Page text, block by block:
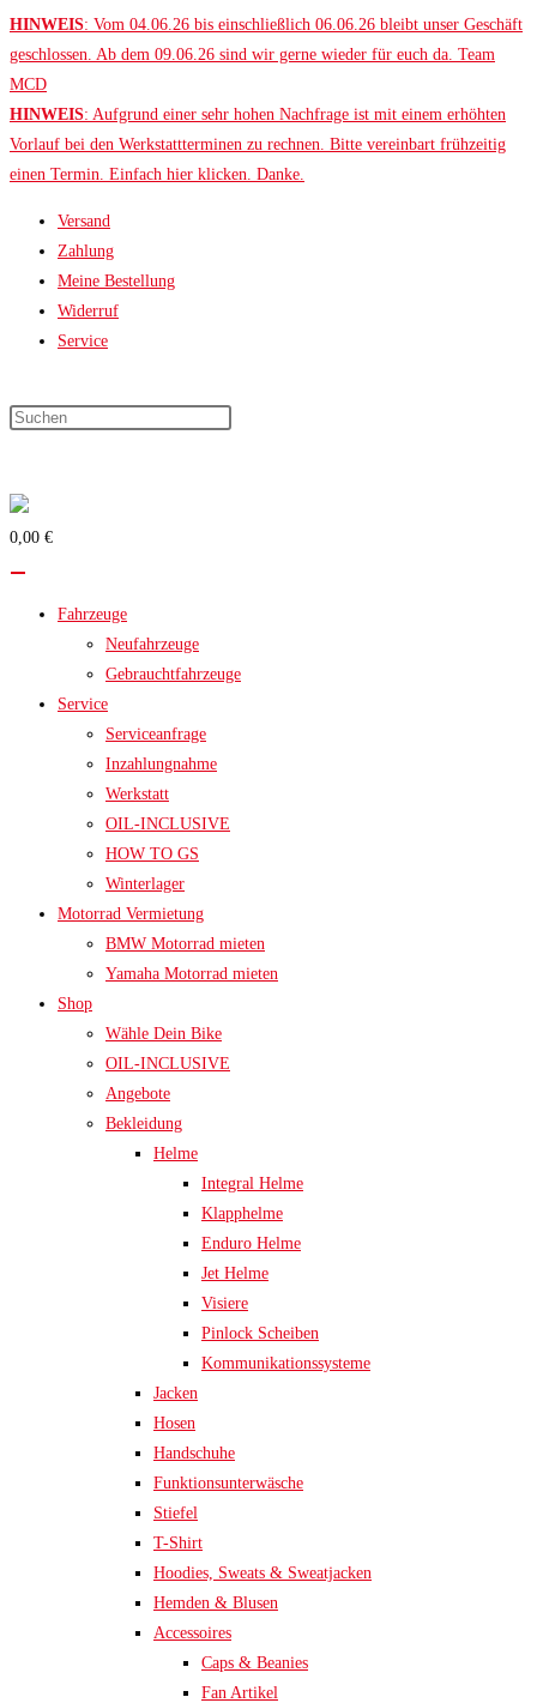
Zum
Inhalt
springen
HINWEIS: Vom 04.06.26 bis einschließlich 06.06.26 bleibt unser Geschäft
geschlossen. Ab dem 09.06.26 sind wir gerne wieder für euch da. Team
MCD
HINWEIS: Aufgrund einer sehr hohen Nachfrage ist mit einem erhöhten
Vorlauf bei den Werkstattterminen zu rechnen. Bitte vereinbart frühzeitig
einen Termin. Einfach hier klicken. Danke.
Versand
Zahlung
Meine Bestellung
Widerruf
Service
0,00 €
Fahrzeuge
Neufahrzeuge
Gebrauchtfahrzeuge
Service
Serviceanfrage
Inzahlungnahme
Werkstatt
OIL-INCLUSIVE
HOW TO GS
Winterlager
Motorrad Vermietung
BMW Motorrad mieten
Yamaha Motorrad mieten
Shop
Wähle Dein Bike
OIL-INCLUSIVE
Angebote
Bekleidung
Helme
Integral Helme
Klapphelme
Enduro Helme
Jet Helme
Visiere
Pinlock Scheiben
Kommunikationssysteme
Jacken
Hosen
Handschuhe
Funktionsunterwäsche
Stiefel
T-Shirt
Hoodies, Sweats & Sweatjacken
Hemden & Blusen
Accessoires
Caps & Beanies
Fan Artikel